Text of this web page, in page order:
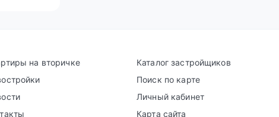
на вторичке
Каталог застройщиков
Поиск по карте
Личный кабинет
Карта сайта